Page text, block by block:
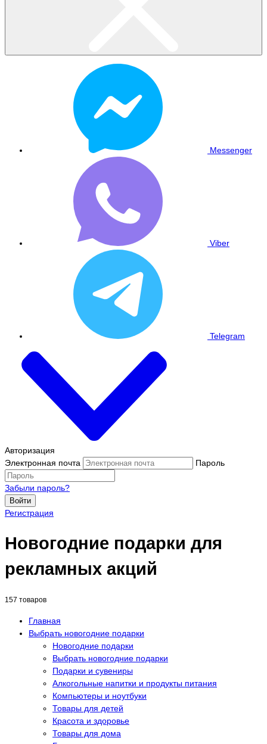
Messenger
Viber
Telegram
Авторизация
Электронная почта
Пароль
Забыли пароль?
Войти
Регистрация
Новогодние подарки для
рекламных акций
157 товаров
Главная
Выбрать новогодние подарки
Новогодние подарки
Выбрать новогодние подарки
Подарки и сувениры
Алкогольные напитки и продукты питания
Компьютеры и ноутбуки
Товары для детей
Красота и здоровье
Товары для дома